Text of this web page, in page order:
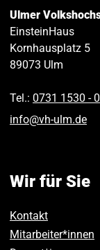
Ulmer
EinsteinHaus
Kornhausplatz 5
89073 Ulm
Tel.: 0731 1530 ‑ 0
info@vh-ulm.de
Wir für Sie
Kontakt
Mitarbeiter*innen